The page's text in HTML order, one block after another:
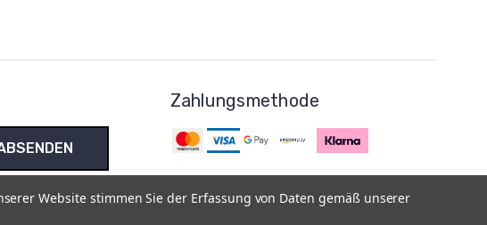
Zahlungsmethode
Website stimmen Sie der Erfassung von Daten gemäß unserer